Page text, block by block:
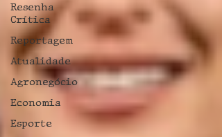
Resenha
Crítica
Reportagem
Atualidade
Agronegócio
Economia
Esporte